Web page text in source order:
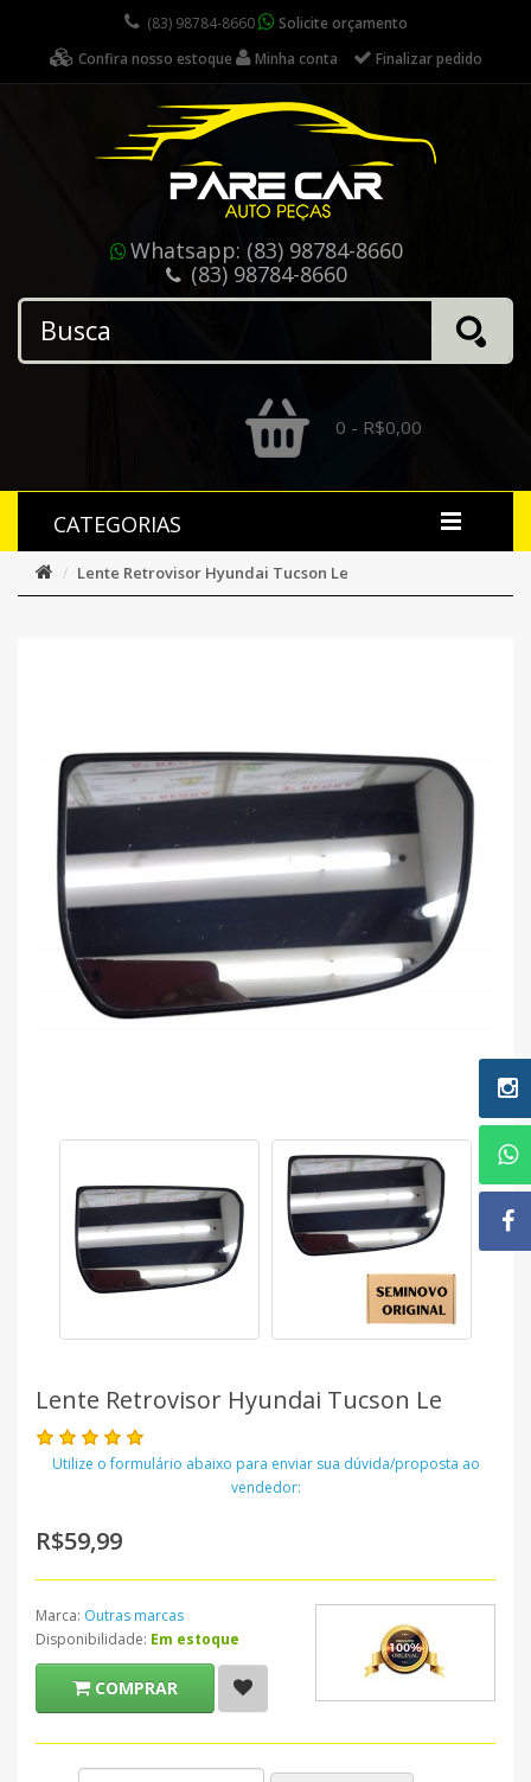
(83) 98784-8660
Solicite orçamento
Confira nosso estoque
Minha conta Finalizar pedido
Whatsapp: (83) 98784-8660
(83) 98784-8660
0 - R$0,00
CATEGORIAS
Lente Retrovisor Hyundai Tucson Le
Lente Retrovisor Hyundai Tucson Le
Utilize o formulário abaixo para enviar sua dúvida/proposta ao
vendedor:
R$59,99
Marca: Outras marcas
Disponibilidade: Em estoque
COMPRAR